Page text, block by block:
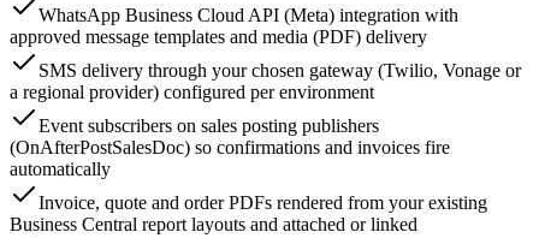
WhatsApp Business Cloud API (Meta) integration with
approved message templates and media (PDF) delivery
SMS delivery through your chosen gateway (Twilio, Vonage or
a regional provider) configured per environment
Event subscribers on sales posting publishers
(OnAfterPostSalesDoc) so confirmations and invoices fire
automatically
Invoice, quote and order PDFs rendered from your existing
Business Central report layouts and attached or linked